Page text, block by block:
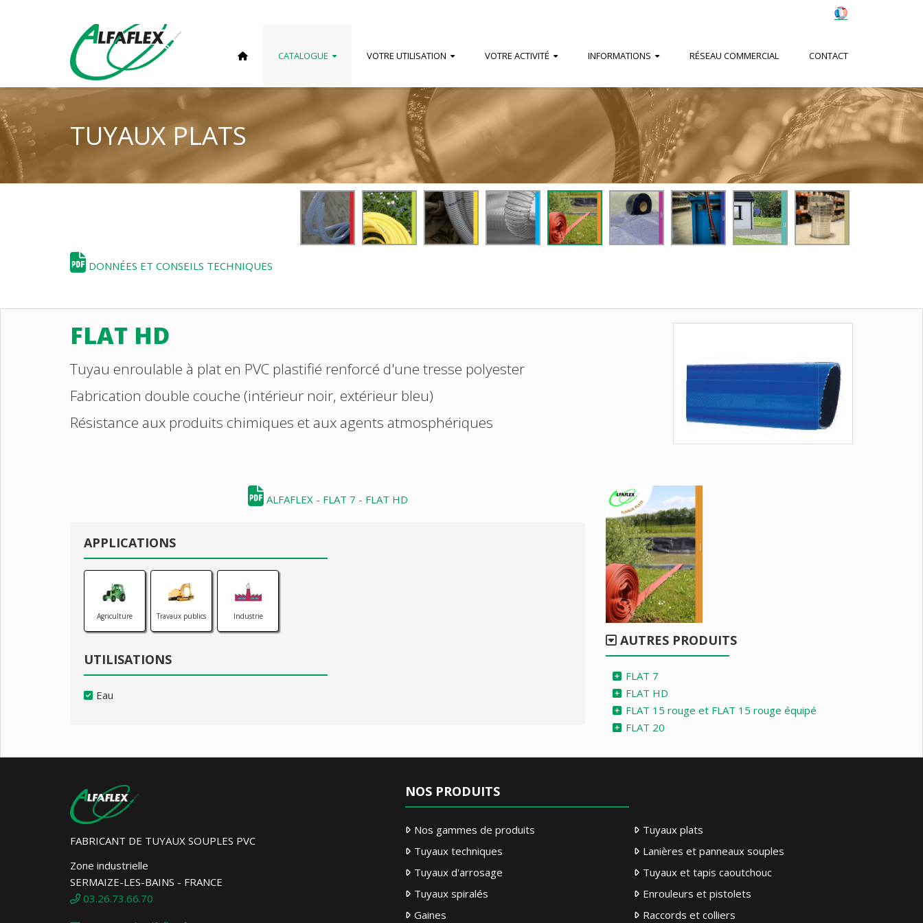
CATALOGUE VOTRE UTILISATION VOTRE ACTIVITÉ INFORMATIONS RÉSEAU COMMERCIAL CONTACT
TUYAUX PLATS
DONNÉES ET CONSEILS TECHNIQUES
FLAT HD
Tuyau enroulable à plat en PVC plastifié renforcé d'une tresse polyester
Fabrication double couche (intérieur noir, extérieur bleu)
Résistance aux produits chimiques et aux agents atmosphériques
ALFAFLEX - FLAT 7 - FLAT HD
APPLICATIONS
Agriculture Travaux publics Industrie
UTILISATIONS
Eau
AUTRES PRODUITS
FLAT 7
FLAT HD
FLAT 15 rouge et FLAT 15 rouge équipé
FLAT 20
FABRICANT DE TUYAUX SOUPLES PVC
Zone industrielle
SERMAIZE-LES-BAINS - FRANCE
03.26.73.66.70
NOS PRODUITS
Nos gammes de produits
Tuyaux techniques
Tuyaux d'arrosage
Tuyaux spiralés
Gaines
Tuyaux plats
Lanières et panneaux souples
Tuyaux et tapis caoutchouc
Enrouleurs et pistolets
Raccords et colliers